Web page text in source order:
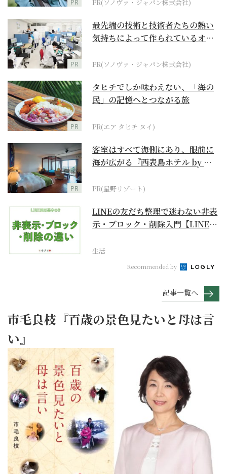
PR(ソノヴァ・ジャパン株式会社)
PR
最先端の技術と技術者たちの熱い
気持ちによって作られているオー
PR(ソノヴァ・ジャパン株式会社)
PR
タヒチでしか味わえない、「海の
民」の記憶へとつながる旅
PR(エア タヒチ ヌイ)
PR
客室はすべて海側にあり、眼前に
海が広がる『西表島ホテル by 星
PR(星野リゾート)
LINEの友だち整理で迷わない非表
示・ブロック・削除入門【LINE活
生活
Recommended by
記事一覧へ
市毛良枝『百歳の景色見たいと母は言
い』